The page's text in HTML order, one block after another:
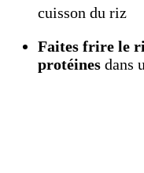
cuisson du riz
Faites frire le
protéines dans